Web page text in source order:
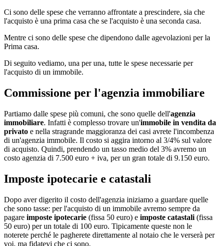
Ci sono delle spese che verranno affrontate a prescindere, sia che
l'acquisto è una prima casa che se l'acquisto è una seconda casa.
Mentre ci sono delle spese che dipendono dalle agevolazioni per la
Prima casa.
Di seguito vediamo, una per una, tutte le spese necessarie per
l'acquisto di un immobile.
Commissione per l'agenzia immobiliare
Partiamo dalle spese più comuni, che sono quelle dell'agenzia
immobiliare. Infatti è complesso trovare un'immobile in vendita da
privato e nella stragrande maggioranza dei casi avrete l'incombenza
di un'agenzia immobile. Il costo si aggira intorno al 3/4% sul valore
di acquisto. Quindi, prendendo un tasso medio del 3% avremo un
costo agenzia di 7.500 euro + iva, per un gran totale di 9.150 euro.
Imposte ipotecarie e catastali
Dopo aver digerito il costo dell'agenzia iniziamo a guardare quelle
che sono tasse: per l'acquisto di un immobile avremo sempre da
pagare imposte ipotecarie (fissa 50 euro) e imposte catastali (fissa
50 euro) per un totale di 100 euro. Tipicamente queste non le
noterete perché le pagherete direttamente al notaio che le verserà per
voi, ma fidatevi che ci sono.